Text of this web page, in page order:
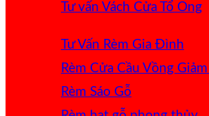
Tư vấn Vách Cửa Tổ Ong
Tư Vấn Rèm Gia Đình
Rèm Cửa Cầu Vồng
Rèm Sáo Gỗ